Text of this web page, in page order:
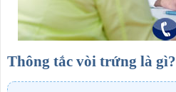
Thông tắc vòi trứng là gì?